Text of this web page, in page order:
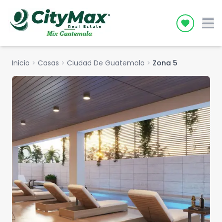
Icon
Inicio chevron_right Casas chevron_right Ciudad De Guatemala chevron_right Zona 5